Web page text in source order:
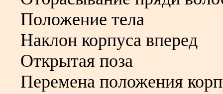
Положение тела
Наклон корпуса вперед
Открытая поза
Перемена положения